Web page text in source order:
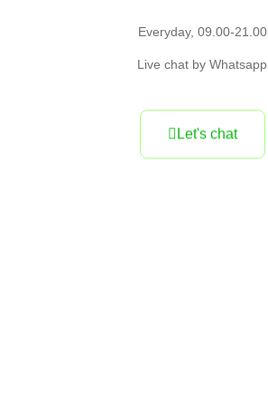
Everyday, 09.00-21.00
Live chat by Whatsapp
Let's chat